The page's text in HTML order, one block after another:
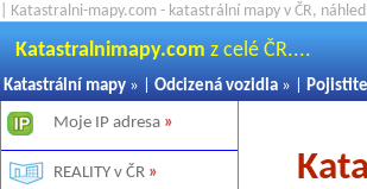
| Katastralni-mapy.com - katastrální mapy v ČR,
Katastralnimapy.com z celé ČR....
Katastrální mapy » | Odcizená vozidla » |
Moje IP adresa »
REALITY v ČR »